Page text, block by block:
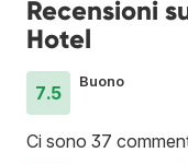
Recensioni
Hotel
7.5
Buono
Ci sono 37